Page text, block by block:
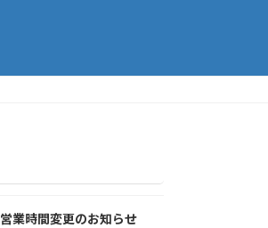
営業時間変更のお知らせ